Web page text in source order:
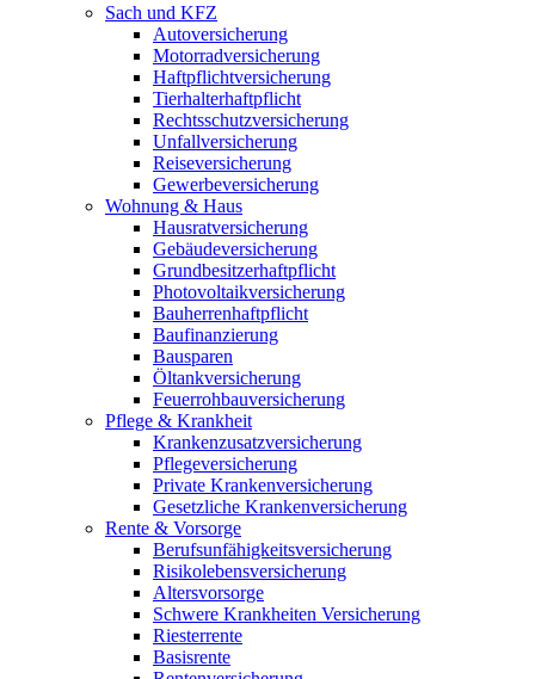
Sach und KFZ
Autoversicherung
Motorradversicherung
Haftpflichtversicherung
Tierhalterhaftpflicht
Rechtsschutzversicherung
Unfallversicherung
Reiseversicherung
Gewerbeversicherung
Wohnung & Haus
Hausratversicherung
Gebäudeversicherung
Grundbesitzerhaftpflicht
Photovoltaikversicherung
Bauherrenhaftpflicht
Baufinanzierung
Bausparen
Öltankversicherung
Feuerrohbauversicherung
Pflege & Krankheit
Krankenzusatzversicherung
Pflegeversicherung
Private Krankenversicherung
Gesetzliche Krankenversicherung
Rente & Vorsorge
Berufs­unfähigkeitsversicherung
Risikolebensversicherung
Altersvorsorge
Schwere Krankheiten Versicherung
Riesterrente
Basisrente